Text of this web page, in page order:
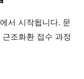
서 시작됩니다. 문
조화환 접수 과정